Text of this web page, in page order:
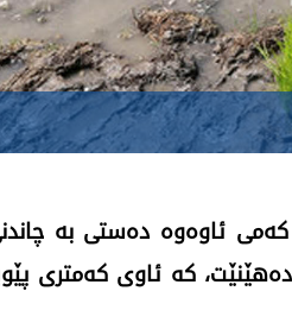
ئاوەوە دەستی بە
كه‌ ئاوی كه‌متری